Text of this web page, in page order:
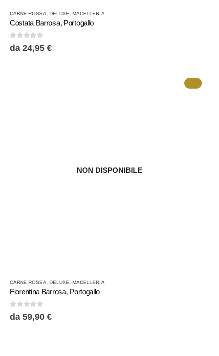
prodotto
ha
più
varianti.
CARNE ROSSA DELUXE ,MACELLERIA
Costata Barrosa, Portogallo
0Su 5
da 24,95 €
NON DISPONIBILE
prodotto
ha
più
varianti.
CARNE ROSSA DELUXE ,MACELLERIA
Fiorentina Barrosa, Portogallo
0Su 5
da 59,90 €